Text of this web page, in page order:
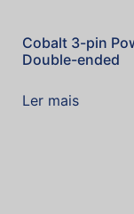
Cobalt 3-pin
Double-ended
Ler mais